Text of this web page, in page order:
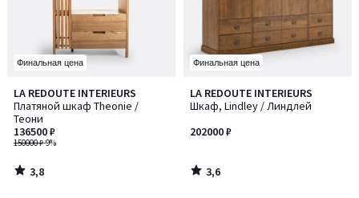
Финальная цена
LA REDOUTE INTERIEURS
Платяной шкаф Theonie /
Теони
150000 ₽-9%
136500 ₽
3,8
/ 5
3,8
/
Финальная цена
LA REDOUTE INTERIEURS
Шкаф, Lindley / Линдлей
202000 ₽
3,6
/ 5
3,6
/